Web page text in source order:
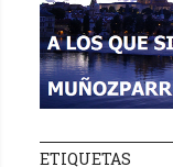
ETIQUETAS